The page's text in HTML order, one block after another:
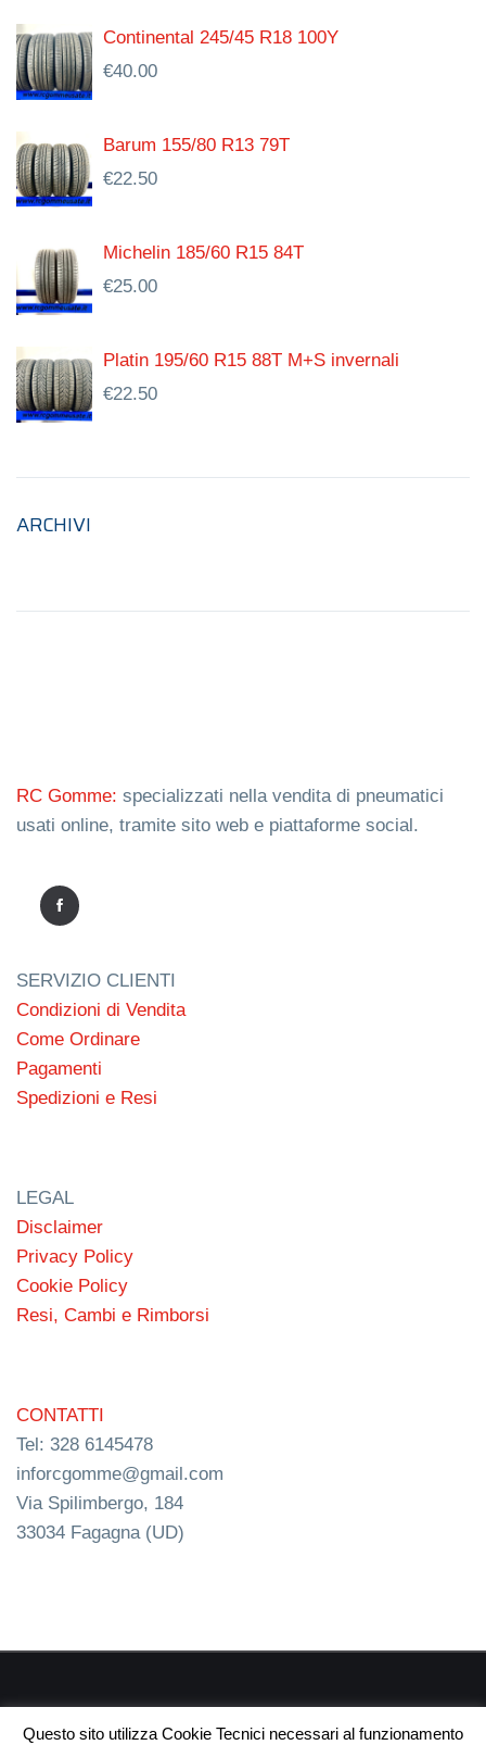
Continental 245/45 R18 100Y
€40.00
Barum 155/80 R13 79T
€22.50
Michelin 185/60 R15 84T
€25.00
Platin 195/60 R15 88T M+S invernali
€22.50
ARCHIVI
RC Gomme: specializzati nella vendita di pneumatici
usati online, tramite sito web e piattaforme social.
SERVIZIO CLIENTI
Condizioni di Vendita
Come Ordinare
Pagamenti
Spedizioni e Resi
LEGAL
Disclaimer
Privacy Policy
Cookie Policy
Resi, Cambi e Rimborsi
CONTATTI
Tel: 328 6145478
inforcgomme@gmail.com
Via Spilimbergo, 184
33034 Fagagna (UD)
Questo sito utilizza Cookie Tecnici necessari al funzionamento